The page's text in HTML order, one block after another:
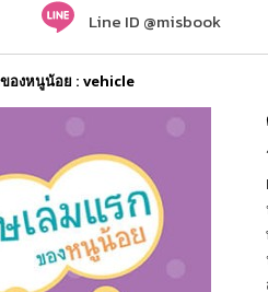
Line ID @misbook
องหนูน้อย : vehicle